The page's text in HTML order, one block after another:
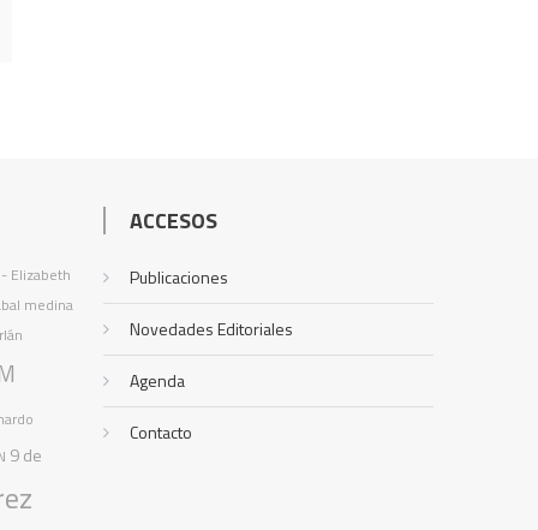
Elizabeth
medina
9 de
ACCESOS
Publicaciones
Novedades Editoriales
Agenda
Contacto